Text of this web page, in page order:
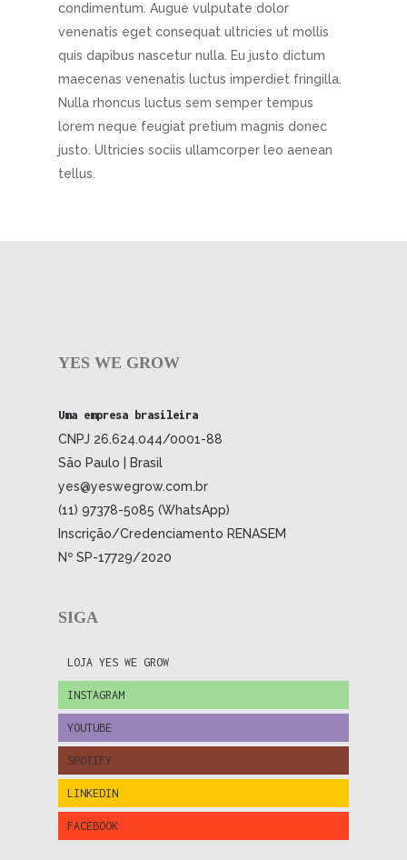
condimentum. Augue vulputate dolor
venenatis eget consequat ultricies ut mollis
quis dapibus nascetur nulla. Eu justo dictum
maecenas venenatis luctus imperdiet fringilla.
Nulla rhoncus luctus sem semper tempus
lorem neque feugiat pretium magnis donec
justo. Ultricies sociis ullamcorper leo aenean
tellus.
YES WE GROW
Uma empresa brasileira
CNPJ 26.624.044/0001-88
São Paulo | Brasil
yes@yeswegrow.com.br
(11) 97378-5085 (WhatsApp)
Inscrição/Credenciamento RENASEM
Nº SP-17729/2020
SIGA
LOJA YES WE GROW
INSTAGRAM
YOUTUBE
SPOTIFY
LINKEDIN
FACEBOOK